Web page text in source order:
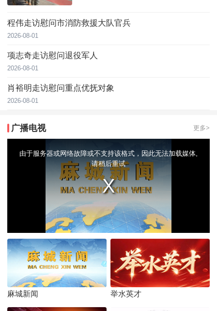
程伟走访慰问市消防救援大队官兵
2026-08-01
项志奇走访慰问退役军人
2026-08-01
肖裕明走访慰问重点优抚对象
2026-08-01
广播电视 更多>
modal由于服务器或网络故障或不支持该格式，因此无法加载媒体,
请稍后重试
麻城新闻 举水英才